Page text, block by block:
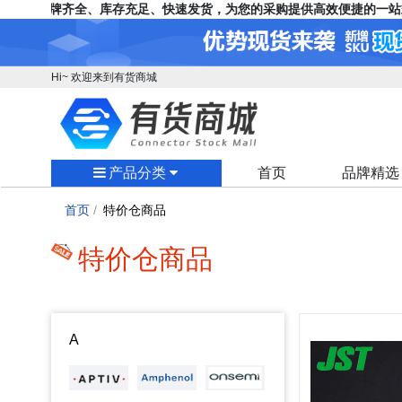
品牌齐全、库存充足、快速发货，为您的采购提供高效便捷的一站式
Hi~ 欢迎来到有货商城
产品分类 首页 品牌精选
首页 / 特价仓商品
特价仓商品
A